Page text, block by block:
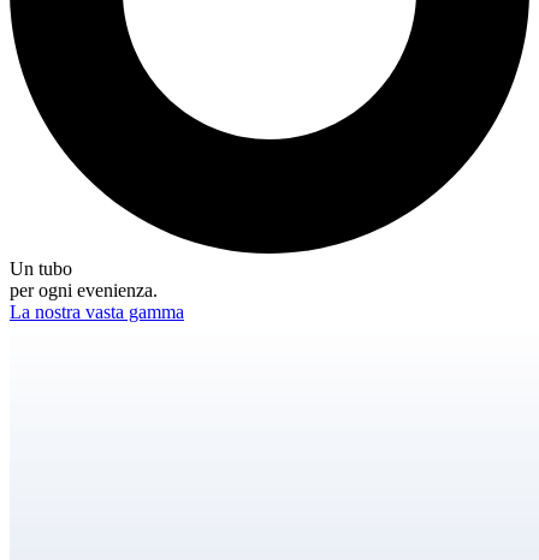
Un tubo
per ogni evenienza.
La nostra vasta gamma